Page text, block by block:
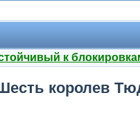
к
королев